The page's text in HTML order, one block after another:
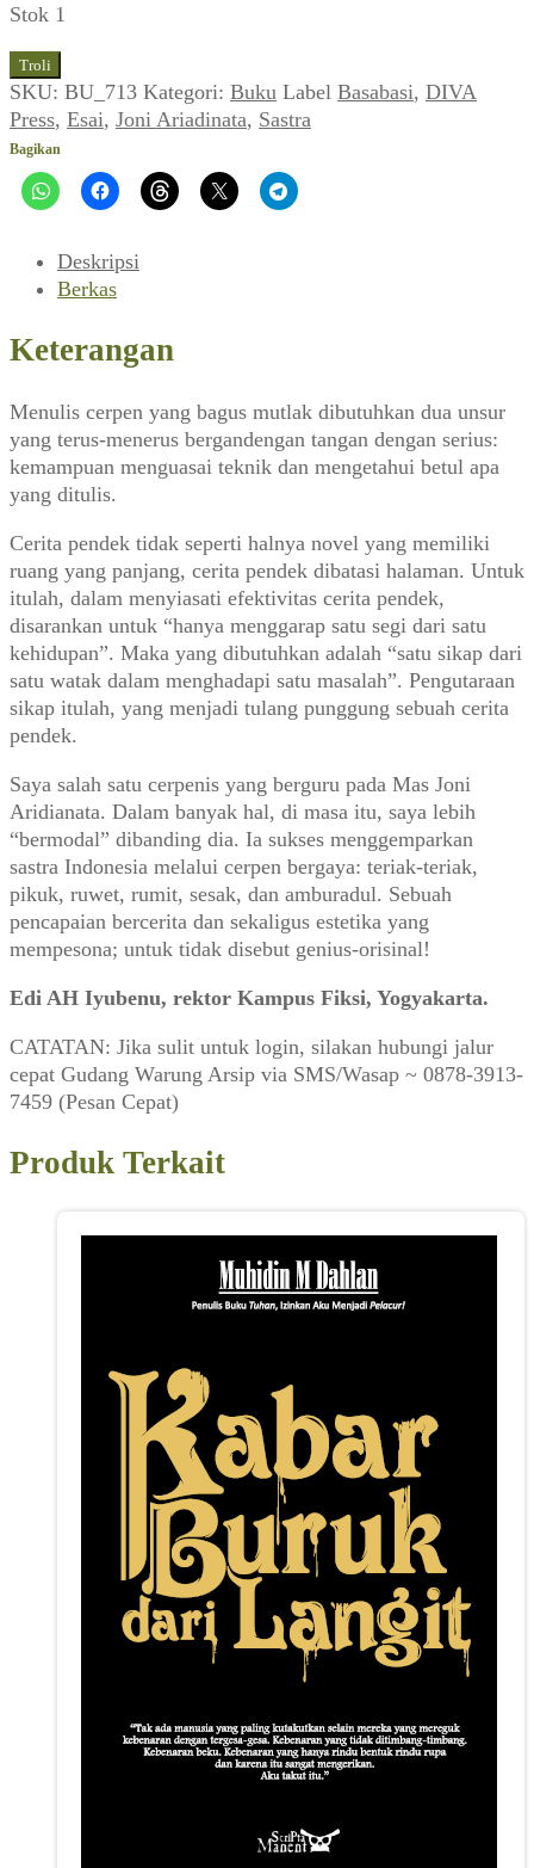
Stok 1
Kuantitas
Joni
Ariadinata
~
Aku
Bisa
Troli
SKU: BU_713 Kategori: Buku Label Basabasi, DIVA
Press, Esai, Joni Ariadinata, Sastra
Bagikan
Deskripsi
Berkas
Keterangan
Menulis cerpen yang bagus mutlak dibutuhkan dua unsur
yang terus-menerus bergandengan tangan dengan serius:
kemampuan menguasai teknik dan mengetahui betul apa
yang ditulis.
Cerita pendek tidak seperti halnya novel yang memiliki
ruang yang panjang, cerita pendek dibatasi halaman. Untuk
itulah, dalam menyiasati efektivitas cerita pendek,
disarankan untuk “hanya menggarap satu segi dari satu
kehidupan”. Maka yang dibutuhkan adalah “satu sikap dari
satu watak dalam menghadapi satu masalah”. Pengutaraan
sikap itulah, yang menjadi tulang punggung sebuah cerita
pendek.
Saya salah satu cerpenis yang berguru pada Mas Joni
Aridianata. Dalam banyak hal, di masa itu, saya lebih
“bermodal” dibanding dia. Ia sukses menggemparkan
sastra Indonesia melalui cerpen bergaya: teriak-teriak,
pikuk, ruwet, rumit, sesak, dan amburadul. Sebuah
pencapaian bercerita dan sekaligus estetika yang
mempesona; untuk tidak disebut genius-orisinal!
Edi AH Iyubenu, rektor Kampus Fiksi, Yogyakarta.
CATATAN: Jika sulit untuk login, silakan hubungi jalur
cepat Gudang Warung Arsip via SMS/Wasap ~ 0878-3913-
7459 (Pesan Cepat)
Produk Terkait